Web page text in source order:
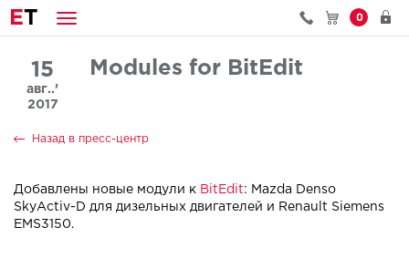
ET 0
15
авг..’
2017
Modules for BitEdit
Назад в пресс-центр
Добавлены новые модули к BitEdit: Mazda Denso
SkyActiv-D для дизельных двигателей и Renault Siemens
EMS3150.